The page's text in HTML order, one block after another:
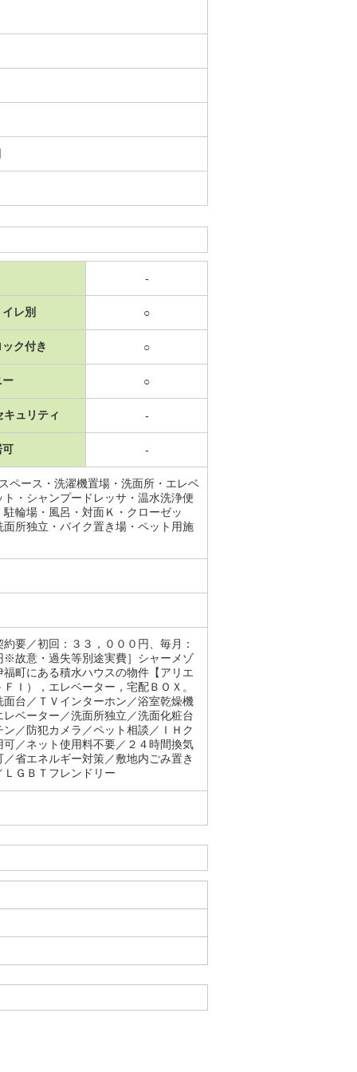
-
レ別 ○
ク付き ○
ー ○
キュリティ -
可 -
ペース・洗濯機置場・洗面所・エレベ
・シャンプードレッサ・温水洗浄便
輪場・風呂・対面Ｋ・クローゼッ
所独立・バイク置き場・ペット用施
要／初回：３３，０００円、毎月：
故意・過失等別途実費］シャーメゾ
町にある積水ハウスの物件【アリエ
Ｉ），エレベーター，宅配ＢＯＸ。
台／ＴＶインターホン／浴室乾燥機
ベーター／洗面所独立／洗面化粧台
／防犯カメラ／ペット相談／ＩＨク
／ネット使用料不要／２４時間換気
省エネルギー対策／敷地内ごみ置き
ＧＢＴフレンドリー